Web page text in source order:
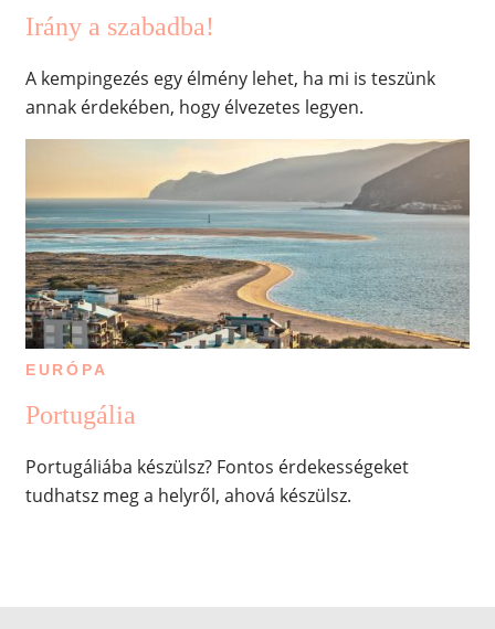
Irány a szabadba!
A kempingezés egy élmény lehet, ha mi is teszünk
annak érdekében, hogy élvezetes legyen.
EURÓPA
Portugália
Portugáliába készülsz? Fontos érdekességeket
tudhatsz meg a helyről, ahová készülsz.